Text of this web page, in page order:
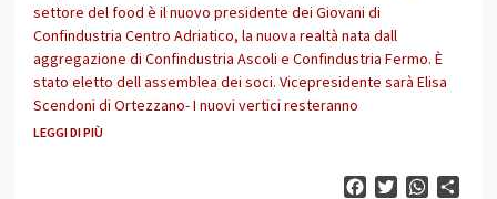
settore del food è il nuovo presidente dei Giovani di
Confindustria Centro Adriatico, la nuova realtà nata dall
aggregazione di Confindustria Ascoli e Confindustria Fermo. È
stato eletto dell assemblea dei soci. Vicepresidente sarà Elisa
Scendoni di Ortezzano- I nuovi vertici resteranno
LEGGI DI PIÙ
FacebookTwitter